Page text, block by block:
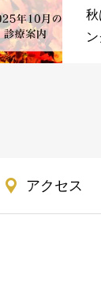
秋
アクセス